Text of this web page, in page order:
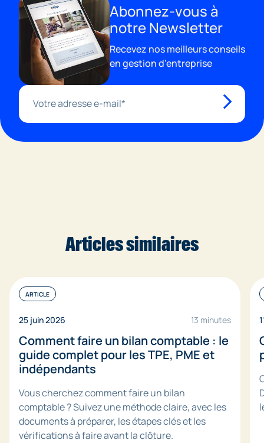
Abonnez-vous à
notre Newsletter
Recevez nos meilleurs conseils
en gestion d'entreprise
Articles similaires
ARTICLE
25 juin 2026 13 minutes
Comment faire un bilan comptable : le
guide complet pour les TPE, PME et
indépendants
Vous cherchez comment faire un bilan
comptable ? Suivez une méthode claire, avec les
documents à préparer, les étapes clés et les
vérifications à faire avant la clôture.